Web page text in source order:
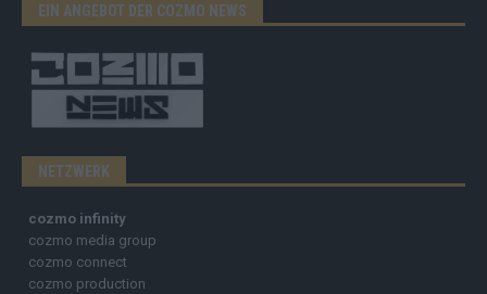
EIN ANGEBOT DER COZMO NEWS
NETZWERK
cozmo infinity
cozmo media group
cozmo connect
cozmo production